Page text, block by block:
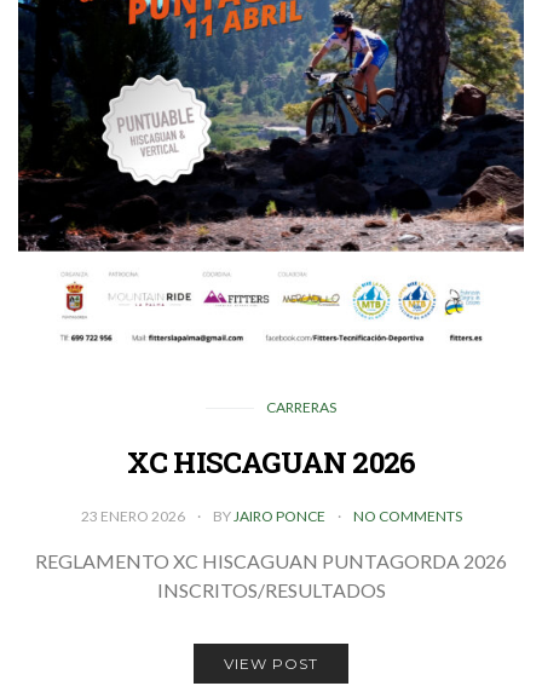
CARRERAS
XC HISCAGUAN 2026
23 ENERO 2026 BY JAIRO PONCE NO COMMENTS
REGLAMENTO XC HISCAGUAN PUNTAGORDA 2026
INSCRITOS/RESULTADOS
VIEW POST